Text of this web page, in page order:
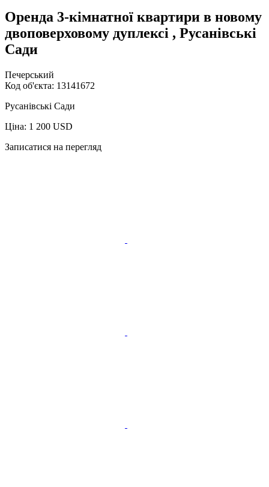
Оренда 3-кімнатної квартири в новому
двоповерховому дуплексі , Русанівські
Сади
Печерський
Код об'єкта: 13141672
Русанівські Сади
Ціна: 1 200 USD
Записатися на перегляд